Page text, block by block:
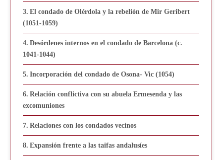
El condado de Olérdola y la rebelión de Mir Geribert
(1051-1059)
Desórdenes internos en el condado de Barcelona (c.
1041-1044)
Incorporación del condado de Osona- Vic (1054)
Relación conflictiva con su abuela Ermesenda y las
excomuniones
Relaciones con los condados vecinos
Expansión frente a las taifas andalusíes